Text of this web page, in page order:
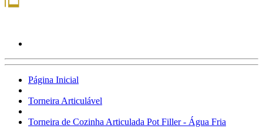
Página Inicial
Torneira Articulável
Torneira de Cozinha Articulada Pot Filler - Água Fria